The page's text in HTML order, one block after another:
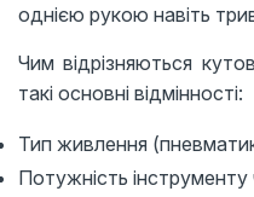
однією рукою навіть
Чим відрізняються
такі основні відмінності:
Тип живлення
Потужність